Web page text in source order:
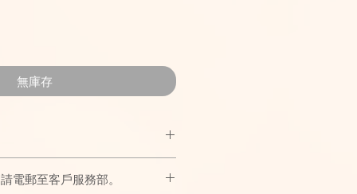
無庫存
非凡風格,獻給所有敢於綻放自信
電郵至客戶服務部。